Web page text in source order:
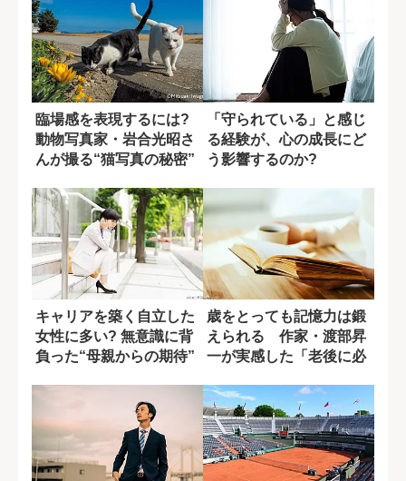
臨場感を表現するには?
動物写真家・岩合光昭さ
んが撮る“猫写真の秘密”
「守られている」と感じ
る経験が、心の成長にど
う影響するのか?
キャリアを築く自立した
女性に多い? 無意識に背
負った“母親からの期待”
歳をとっても記憶力は鍛
えられる 作家・渡部昇
一が実感した「老後に必